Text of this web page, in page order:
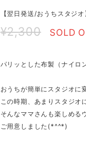
【翌日発送/おうちスタ
¥2,300 SOLD
パリッとした布製（ナイロ
おうちが簡単にスタジオに
この時期、あまりスタジ
そんなママさんも楽しめる
ご用意しました(*^^*)